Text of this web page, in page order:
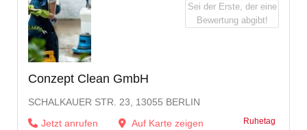
Conzept Clean GmbH
SCHALKAUER STR. 23, 13055 BERLIN
Jetzt anrufen
Auf Karte zeigen Ruhetag
Sei der Erste, der eine
Bewertung abgibt!